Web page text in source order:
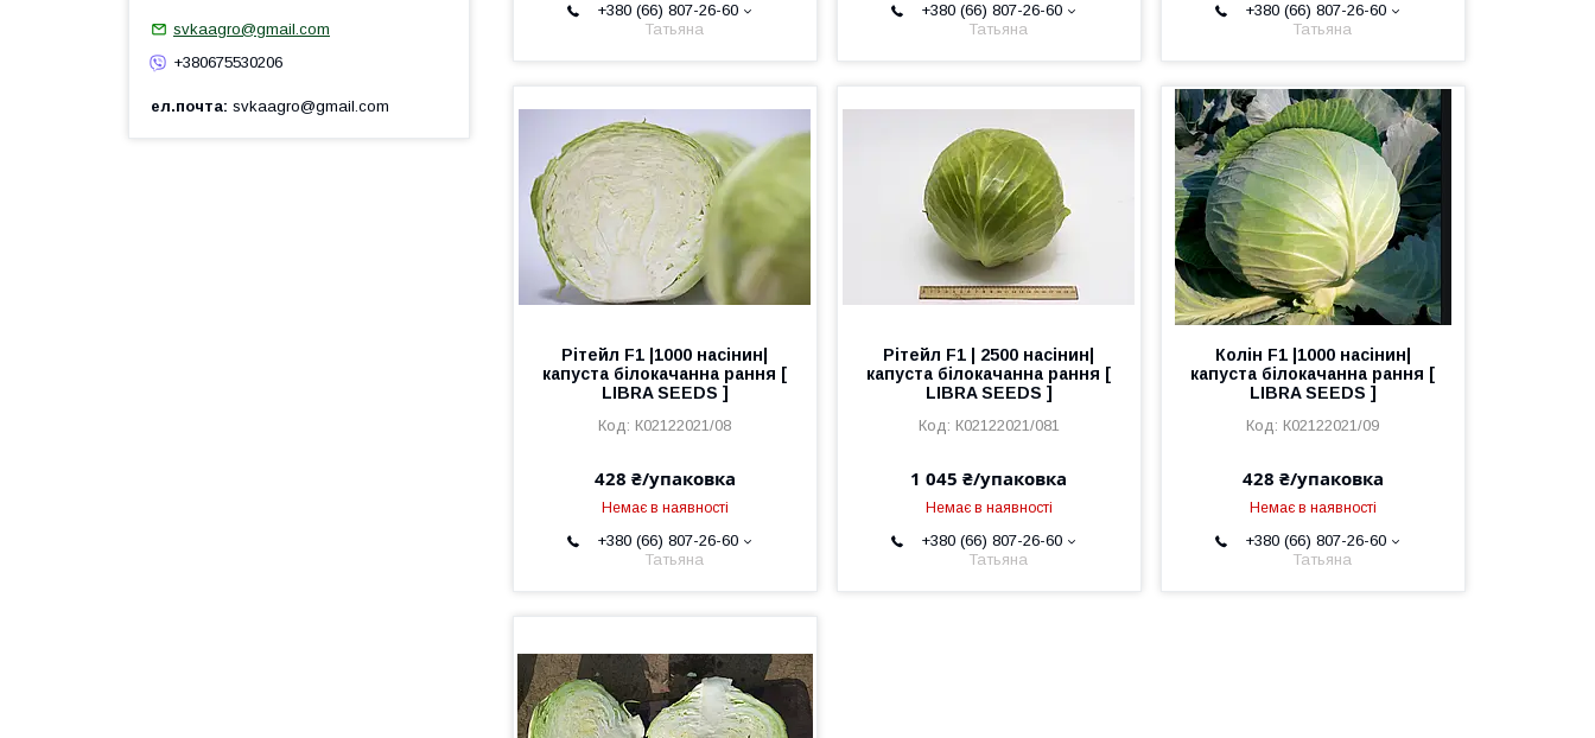
+380 (66) 807-26-60
Татьяна
+380 (66) 807-26-60
Татьяна
+380 (66) 807-26-60
Татьяна
Рітейл F1 |1000 насінин|
капуста білокачанна рання [
LIBRA SEEDS ]
К02122021/08
428 ₴/упаковка
Немає в наявності
+380 (66) 807-26-60
Татьяна
Рітейл F1 | 2500 насінин|
капуста білокачанна рання [
LIBRA SEEDS ]
К02122021/081
1 045 ₴/упаковка
Немає в наявності
+380 (66) 807-26-60
Татьяна
Колін F1 |1000 насінин|
капуста білокачанна рання [
LIBRA SEEDS ]
К02122021/09
428 ₴/упаковка
Немає в наявності
+380 (66) 807-26-60
Татьяна
svkaagro@gmail.com
+380675530206
ел.почта svkaagro@gmail.com